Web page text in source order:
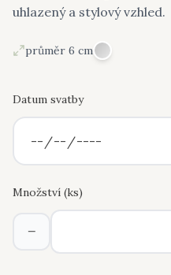
uhlazený a stylový vzhled.
průměr 6 cm
Datum svatby
Množství (ks)
−